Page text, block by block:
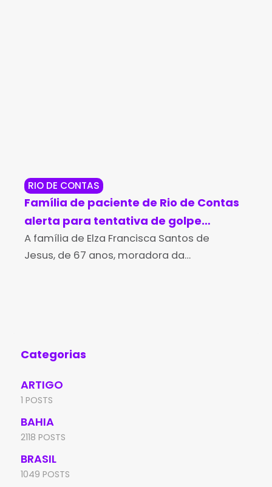
RIO DE CONTAS
Família de paciente de Rio de Contas
alerta para tentativa de golpe
durante campanha para compra de
medicamento de alto custo
A família de Elza Francisca Santos de
Jesus, de 67 anos, moradora da
Categorias
ARTIGO
1 POSTS
BAHIA
2118 POSTS
BRASIL
1049 POSTS